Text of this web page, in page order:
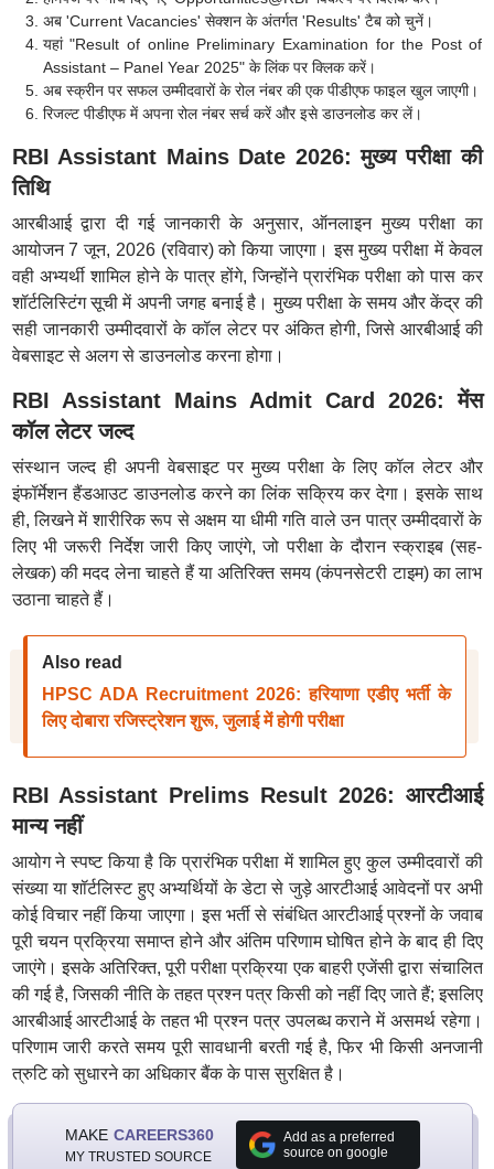
अब 'Current Vacancies' सेक्शन के अंतर्गत 'Results' टैब को चुनें।
यहां "Result of online Preliminary Examination for the Post of
Assistant – Panel Year 2025" के लिंक पर क्लिक करें।
अब स्क्रीन पर सफल उम्मीदवारों के रोल नंबर की एक पीडीएफ फाइल खुल जाएगी।
रिजल्ट पीडीएफ में अपना रोल नंबर सर्च करें और इसे डाउनलोड कर लें।
RBI Assistant Mains Date 2026: मुख्य परीक्षा की
तिथि
आरबीआई द्वारा दी गई जानकारी के अनुसार, ऑनलाइन मुख्य परीक्षा का
आयोजन 7 जून, 2026 (रविवार) को किया जाएगा। इस मुख्य परीक्षा में केवल
वही अभ्यर्थी शामिल होने के पात्र होंगे, जिन्होंने प्रारंभिक परीक्षा को पास कर
शॉर्टलिस्टिंग सूची में अपनी जगह बनाई है। मुख्य परीक्षा के समय और केंद्र की
सही जानकारी उम्मीदवारों के कॉल लेटर पर अंकित होगी, जिसे आरबीआई की
वेबसाइट से अलग से डाउनलोड करना होगा।
RBI Assistant Mains Admit Card 2026: मेंस
कॉल लेटर जल्द
संस्थान जल्द ही अपनी वेबसाइट पर मुख्य परीक्षा के लिए कॉल लेटर और
इंफॉर्मेशन हैंडआउट डाउनलोड करने का लिंक सक्रिय कर देगा। इसके साथ
ही, लिखने में शारीरिक रूप से अक्षम या धीमी गति वाले उन पात्र उम्मीदवारों के
लिए भी जरूरी निर्देश जारी किए जाएंगे, जो परीक्षा के दौरान स्क्राइब (सह-
लेखक) की मदद लेना चाहते हैं या अतिरिक्त समय (कंपनसेटरी टाइम) का लाभ
उठाना चाहते हैं।
Also read
HPSC ADA Recruitment 2026: हरियाणा एडीए भर्ती के
लिए दोबारा रजिस्ट्रेशन शुरू, जुलाई में होगी परीक्षा
RBI Assistant Prelims Result 2026: आरटीआई
मान्य नहीं
आयोग ने स्पष्ट किया है कि प्रारंभिक परीक्षा में शामिल हुए कुल उम्मीदवारों की
संख्या या शॉर्टलिस्ट हुए अभ्यर्थियों के डेटा से जुड़े आरटीआई आवेदनों पर अभी
कोई विचार नहीं किया जाएगा। इस भर्ती से संबंधित आरटीआई प्रश्नों के जवाब
पूरी चयन प्रक्रिया समाप्त होने और अंतिम परिणाम घोषित होने के बाद ही दिए
जाएंगे। इसके अतिरिक्त, पूरी परीक्षा प्रक्रिया एक बाहरी एजेंसी द्वारा संचालित
की गई है, जिसकी नीति के तहत प्रश्न पत्र किसी को नहीं दिए जाते हैं; इसलिए
आरबीआई आरटीआई के तहत भी प्रश्न पत्र उपलब्ध कराने में असमर्थ रहेगा।
परिणाम जारी करते समय पूरी सावधानी बरती गई है, फिर भी किसी अनजानी
त्रुटि को सुधारने का अधिकार बैंक के पास सुरक्षित है।
MAKE CAREERS360
MY TRUSTED SOURCE
Add as a preferred
source on google